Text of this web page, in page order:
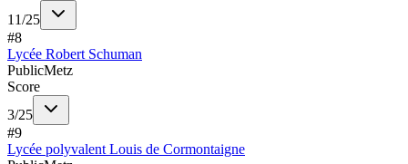
11/25
#8
Lycée Robert Schuman
PublicMetz
Score
3/25
#9
Lycée polyvalent Louis de Cormontaigne